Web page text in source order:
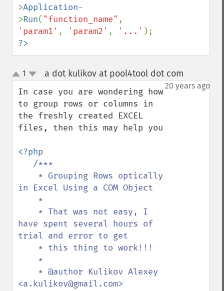
>Application-
>Run( "function_name"
'param1' , 'param2' , '...'
?>
up
down
1 a dot kulikov at pool4tool dot com
20 years ago
In case you are wondering how
to group rows or columns in
the freshly created EXCEL
files, then this may help you
<?php
/***
in Excel Using a COM Object
have spent several hours of
trial and error to get
<a.kulikov@gmail.com>